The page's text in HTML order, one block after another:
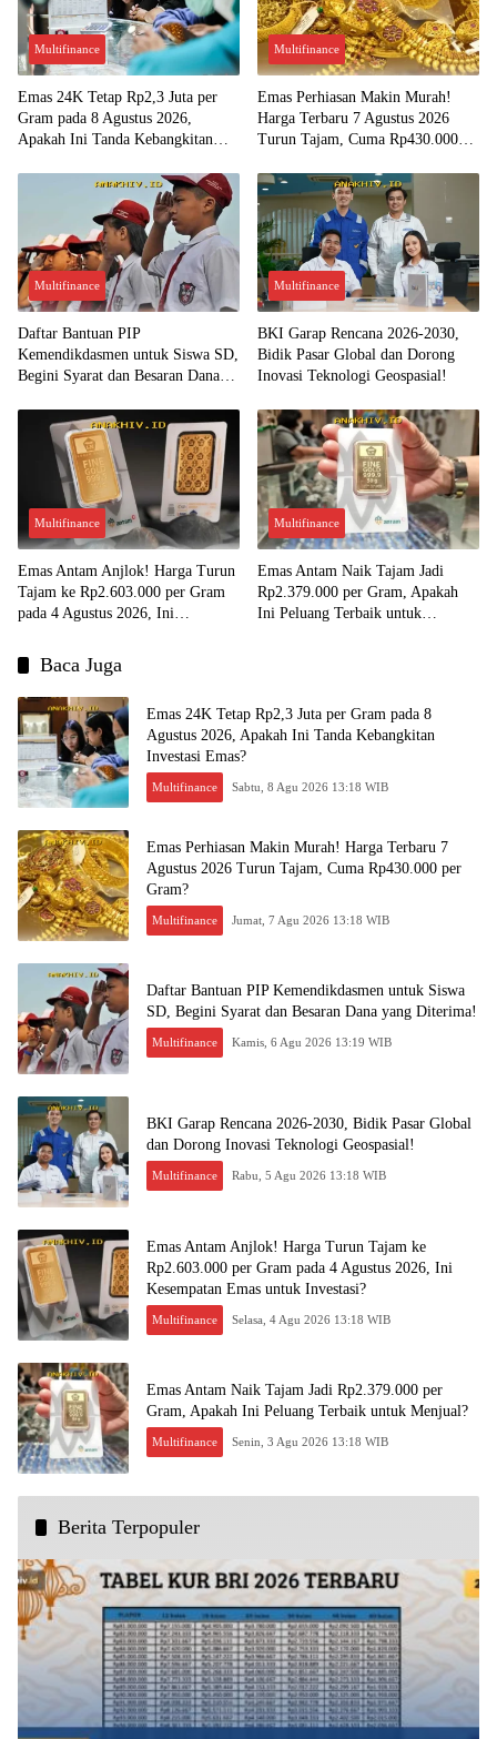
Multifinance
Emas 24K Tetap Rp2,3 Juta per
Gram pada 8 Agustus 2026,
Apakah Ini Tanda Kebangkitan
Multifinance
Emas Perhiasan Makin Murah!
Harga Terbaru 7 Agustus 2026
Turun Tajam, Cuma Rp430.000
Multifinance
Daftar Bantuan PIP
Kemendikdasmen untuk Siswa SD,
Begini Syarat dan Besaran Dana
Multifinance
BKI Garap Rencana 2026-2030,
Bidik Pasar Global dan Dorong
Inovasi Teknologi Geospasial!
Multifinance
Emas Antam Anjlok! Harga Turun
Tajam ke Rp2.603.000 per Gram
pada 4 Agustus 2026, Ini
Multifinance
Emas Antam Naik Tajam Jadi
Rp2.379.000 per Gram, Apakah
Ini Peluang Terbaik untuk
Baca Juga
Emas 24K Tetap Rp2,3 Juta per Gram pada 8
Agustus 2026, Apakah Ini Tanda Kebangkitan
Investasi Emas?
Multifinance Sabtu, 8 Agu 2026 13:18 WIB
Emas Perhiasan Makin Murah! Harga Terbaru 7
Agustus 2026 Turun Tajam, Cuma Rp430.000 per
Gram?
Multifinance Jumat, 7 Agu 2026 13:18 WIB
Daftar Bantuan PIP Kemendikdasmen untuk Siswa
SD, Begini Syarat dan Besaran Dana yang Diterima!
Multifinance Kamis, 6 Agu 2026 13:19 WIB
BKI Garap Rencana 2026-2030, Bidik Pasar Global
dan Dorong Inovasi Teknologi Geospasial!
Multifinance Rabu, 5 Agu 2026 13:18 WIB
Emas Antam Anjlok! Harga Turun Tajam ke
Rp2.603.000 per Gram pada 4 Agustus 2026, Ini
Kesempatan Emas untuk Investasi?
Multifinance Selasa, 4 Agu 2026 13:18 WIB
Emas Antam Naik Tajam Jadi Rp2.379.000 per
Gram, Apakah Ini Peluang Terbaik untuk Menjual?
Multifinance Senin, 3 Agu 2026 13:18 WIB
Berita Terpopuler